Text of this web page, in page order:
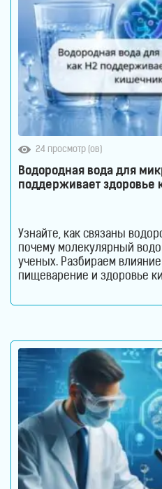
24 просмотр (ов)
Водородная вода для
поддерживает здоровье
Узнайте, как связаны
почему молекулярный
ученых. Разбираем
пищеварение и здоровье
Кишечник давно перестал
важнейших систем